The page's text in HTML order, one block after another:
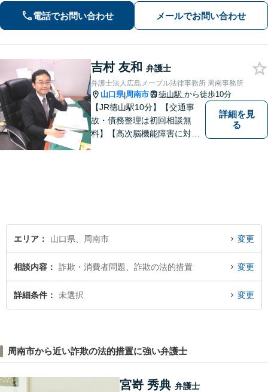
税対策なども親身に対応◎
電話でお問い合わせ メールでお問い合わせ
吉村 友和 弁護士
弁護士法人広島メープル法律事務所 周南事務所
山口県|周南市 徳山駅 から徒歩10分
【JR徳山駅10分】【交通事
故・債務整理は初回相談無
料】【高次脳機能障害に対応
詳細を見
る
エリア 山口県、周南市 変更
相談内容 詐欺・消費者問題、詐欺の法的措置 変更
詳細条件 未選択 変更
周南市から近い詐欺の法的措置に強い弁護士
宮嵜 秀典 弁護士